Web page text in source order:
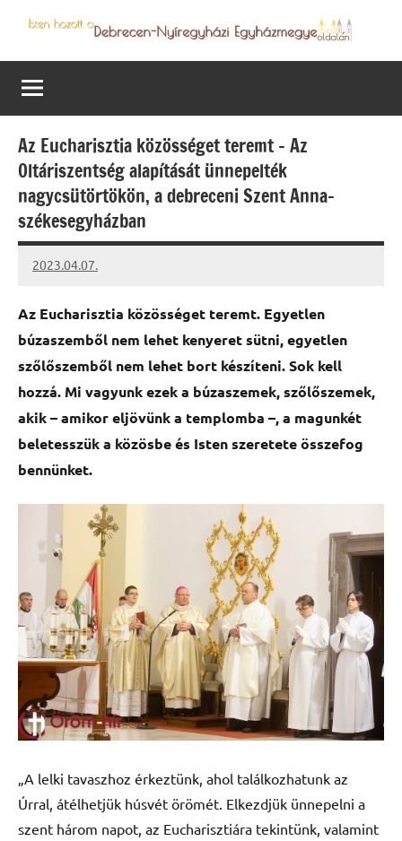
content
Debrecen-
Nyíregyházi
Egyházmegye
programjai
Az Eucharisztia közösséget teremt – Az
Oltáriszentség alapítását ünnepelték
nagycsütörtökön, a debreceni Szent Anna-
székesegyházban
2023.04.07.
kovacs.agi
Az Eucharisztia közösséget teremt. Egyetlen
búzaszemből nem lehet kenyeret sütni, egyetlen
szőlőszemből nem lehet bort készíteni. Sok kell
hozzá. Mi vagyunk ezek a búzaszemek, szőlőszemek,
akik – amikor eljövünk a templomba –, a magunkét
beletesszük a közösbe és Isten szeretete összefog
bennünket.
„A lelki tavaszhoz érkeztünk, ahol találkozhatunk az
Úrral, átélhetjük húsvét örömét. Elkezdjük ünnepelni a
szent három napot, az Eucharisztiára tekintünk, valamint